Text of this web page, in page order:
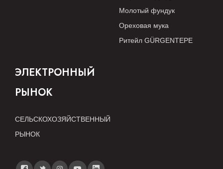
Молотый фундук
Ореховая мука
Ритейл GÜRGENTEPE
ЭЛЕКТРОННЫЙ
РЫНОК
СЕЛЬСКОХОЗЯЙСТВЕННЫЙ
РЫНОК